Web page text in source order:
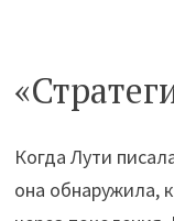
Когда Лути
она обнаружила,